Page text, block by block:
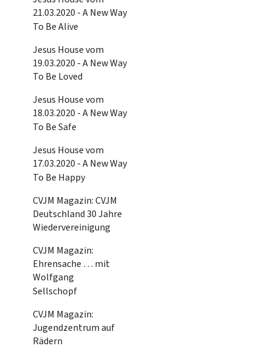
21.03.2020 - A New Way
To Be Alive
Jesus House vom
19.03.2020 - A New Way
To Be Loved
Jesus House vom
18.03.2020 - A New Way
To Be Safe
Jesus House vom
17.03.2020 - A New Way
To Be Happy
CVJM Magazin: CVJM
Deutschland 30 Jahre
Wiedervereinigung
CVJM Magazin:
Ehrensache … mit
Wolfgang
Sellschopf
CVJM Magazin:
Jugendzentrum auf
Rädern